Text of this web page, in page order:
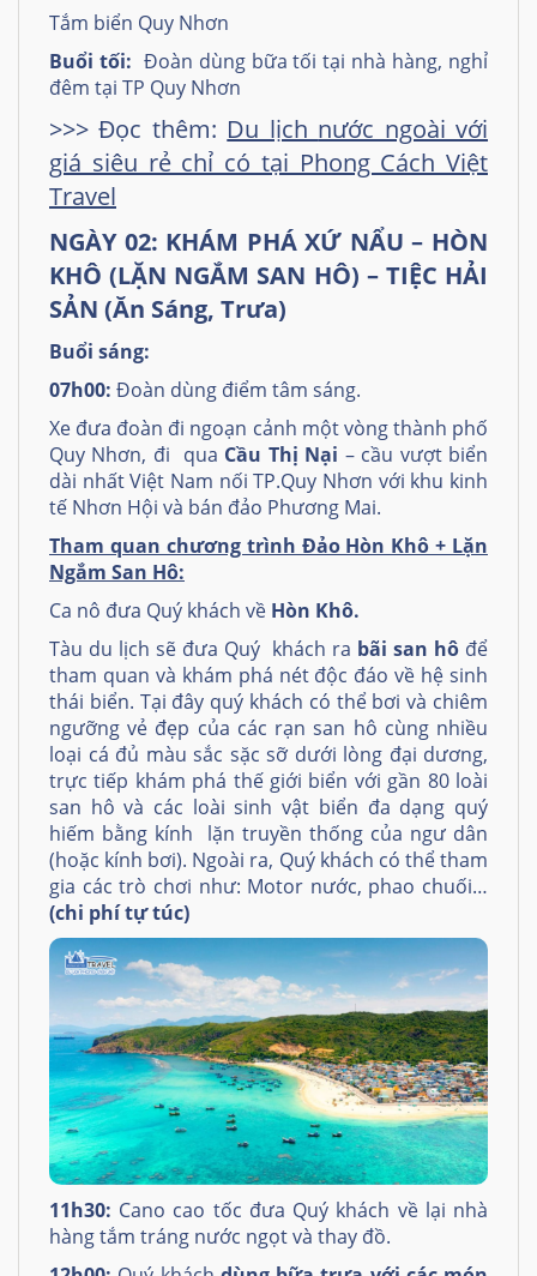
Tắm biển Quy Nhơn
Buổi tối: Đoàn dùng bữa tối tại nhà hàng, nghỉ
đêm tại TP Quy Nhơn
>>> Đọc thêm: Du lịch nước ngoài với
giá siêu rẻ chỉ có tại Phong Cách Việt
Travel
NGÀY 02: KHÁM PHÁ XỨ NẨU – HÒN
KHÔ (LẶN NGẮM SAN HÔ) – TIỆC HẢI
SẢN (Ăn Sáng, Trưa)
Buổi sáng:
07h00: Đoàn dùng điểm tâm sáng.
Xe đưa đoàn đi ngoạn cảnh một vòng thành phố
Quy Nhơn, đi qua Cầu Thị Nại – cầu vượt biển
dài nhất Việt Nam nối TP.Quy Nhơn với khu kinh
tế Nhơn Hội và bán đảo Phương Mai.
Tham quan chương trình Đảo Hòn Khô + Lặn
Ngắm San Hô:
Ca nô đưa Quý khách về Hòn Khô.
Tàu du lịch sẽ đưa Quý khách ra bãi san hô để
tham quan và khám phá nét độc đáo về hệ sinh
thái biển. Tại đây quý khách có thể bơi và chiêm
ngưỡng vẻ đẹp của các rạn san hô cùng nhiều
loại cá đủ màu sắc sặc sỡ dưới lòng đại dương,
trực tiếp khám phá thế giới biển với gần 80 loài
san hô và các loài sinh vật biển đa dạng quý
hiếm bằng kính lặn truyền thống của ngư dân
(hoặc kính bơi). Ngoài ra, Quý khách có thể tham
gia các trò chơi như: Motor nước, phao chuối…
(chi phí tự túc)
11h30: Cano cao tốc đưa Quý khách về lại nhà
hàng tắm tráng nước ngọt và thay đồ.